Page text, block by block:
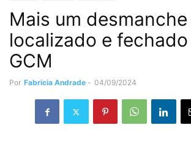
Mais um desmanche
localizado e fechado
GCM
Por Fabricia Andrade - 04/09/2024